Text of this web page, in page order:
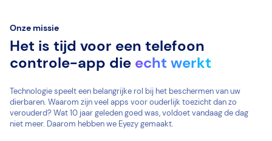
Onze missie
Het is tijd voor een telefoon
controle-app die echt werkt
Technologie speelt een belangrijke rol bij het beschermen van uw
dierbaren. Waarom zijn veel apps voor ouderlijk toezicht dan zo
verouderd? Wat 10 jaar geleden goed was, voldoet vandaag de dag
niet meer. Daarom hebben we Eyezy gemaakt.